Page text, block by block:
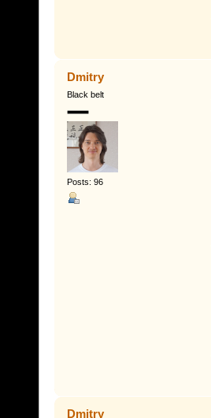
Dmitry
Black belt
Posts: 96
Dmitry